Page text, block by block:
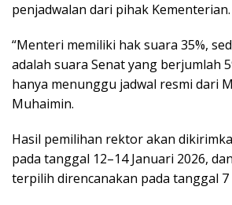
penjadwalan dari pihak Kementerian.
“Menteri memiliki hak suara 35%,
adalah suara Senat yang berjumlah
hanya menunggu jadwal resmi dari
Muhaimin.
Hasil pemilihan rektor akan
pada tanggal 12–14 Januari 2026,
terpilih direncanakan pada tanggal 7